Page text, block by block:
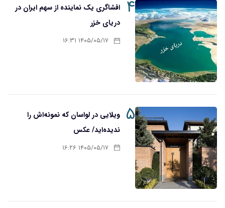
۴
افشاگری یک نماینده از سهم ایران در
دریای خزر
۱۴۰۵/۰۵/۱۷ ۱۶:۳۱
۵ ویلایی در لواسان که نمونه‌اش را
ندیده‌اید/ عکس
۱۴۰۵/۰۵/۱۷ ۱۶:۲۶